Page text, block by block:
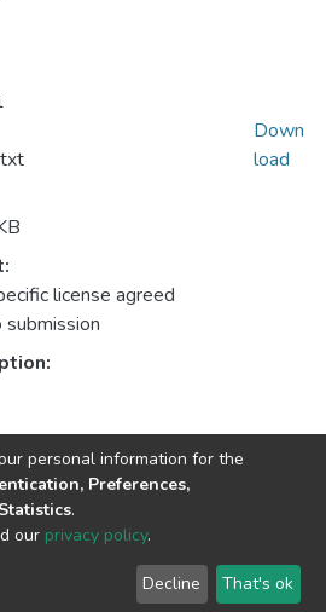
license agreed
Down
load
© 2002-2026
End User
Agreement
Send
Feedback
personal information for the
Preferences,
.
our privacy policy.
Decline That's ok